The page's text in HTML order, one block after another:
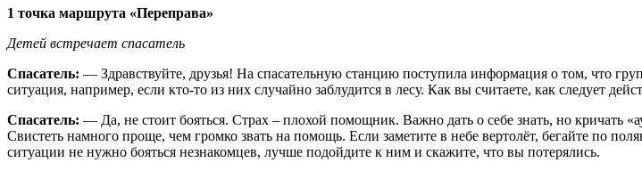
1 точка маршрута «Переправа»
Детей встречает спасатель
Спасатель: — Здравствуйте, друзья! На спасательную станцию поступила информация о том, что
ситуация, например, если кто-то из них случайно заблудится в лесу. Как вы считаете, как следует
Спасатель: — Да, не стоит бояться. Страх – плохой помощник. Важно дать о себе знать, но кричать
Свистеть намного проще, чем громко звать на помощь. Если заметите в небе вертолёт, бегайте по
ситуации не нужно бояться незнакомцев, лучше подойдите к ним и скажите, что вы потерялись.